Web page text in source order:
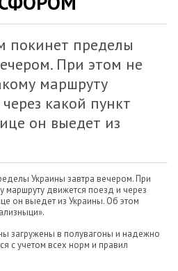
покинет пределы
При этом не
маршруту
какой пункт
он выедет из
Украины завтра вечером. При
маршруту движется поезд и через
он выедет из Украины. Об этом
загружены в полувагоны и надежно
с учетом всех норм и правил